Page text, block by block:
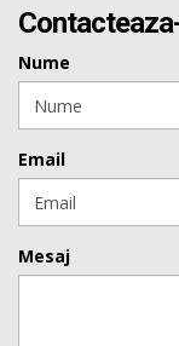
Nume
Email
Mesaj